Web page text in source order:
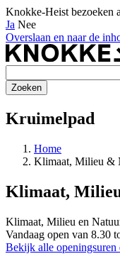
Knokke-Heist bezoeken
Ja Nee
Overslaan en naar de
Kruimelpad
Home
Klimaat, Milieu &
Klimaat,
Klimaat, Milieu en
Vandaag open van 8.30
Bekijk alle openingsuren